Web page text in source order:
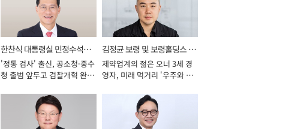
한찬식 대통령실 민정수석비
서관
'정통 검사' 출신, 공소청·중수
청 출범 앞두고 검찰개혁 완수
김정균 보령 및 보령홀딩스 대
표이사 사장
제약업계의 젊은 오너 3세 경
영자, 미래 먹거리 '우주와 헬